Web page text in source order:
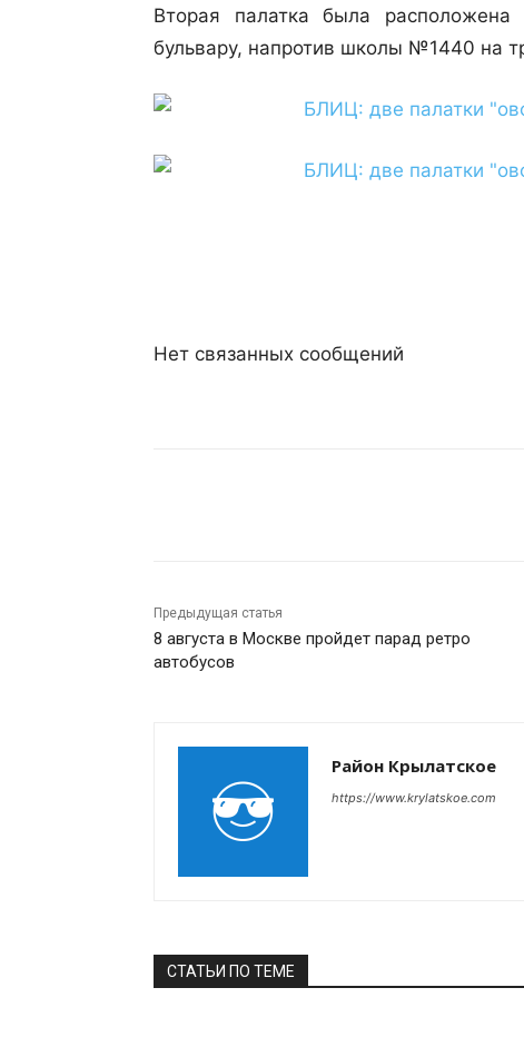
Вторая палатка была
бульвару, напротив школы №1440 на
Нет связанных сообщений
Предыдущая статья
8 августа в Москве пройдет парад ретро
автобусов
Район Крылатское
https://www.krylatskoe.com
СТАТЬИ ПО ТЕМЕ